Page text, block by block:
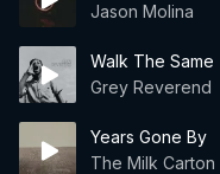
Jason Molina
Walk The Same
Grey Reverend
Years Gone By
The Milk Carton